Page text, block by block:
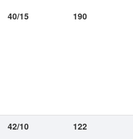
40/15 190
42/10 122